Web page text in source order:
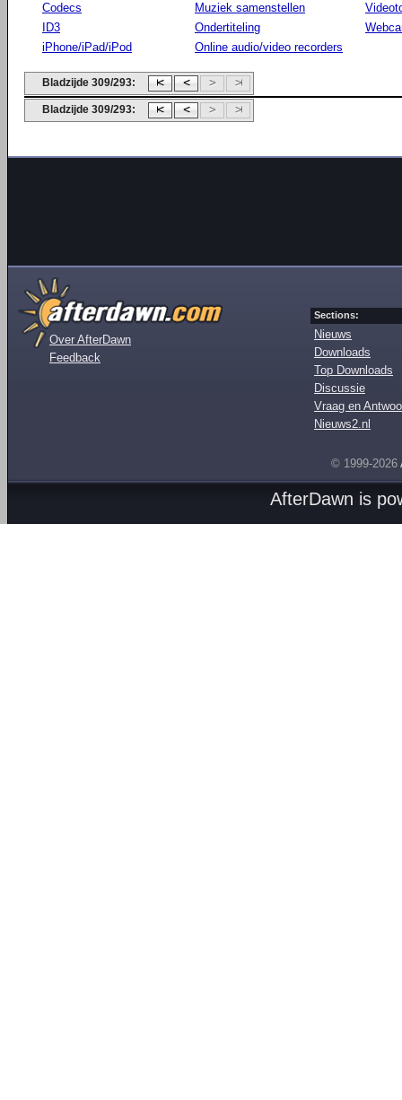
Codecs
ID3
iPhone/iPad/iPod
Muziek samenstellen
Ondertiteling
Online audio/video recorders
Bladzijde 309/293:
Bladzijde 309/293:
Over AfterDawn
Feedback
Sections:
Nieuws
Downloads
Top Downloads
Discussie
Vraag en
Nieuws2.nl
© 1999-2026
AfterDawn is